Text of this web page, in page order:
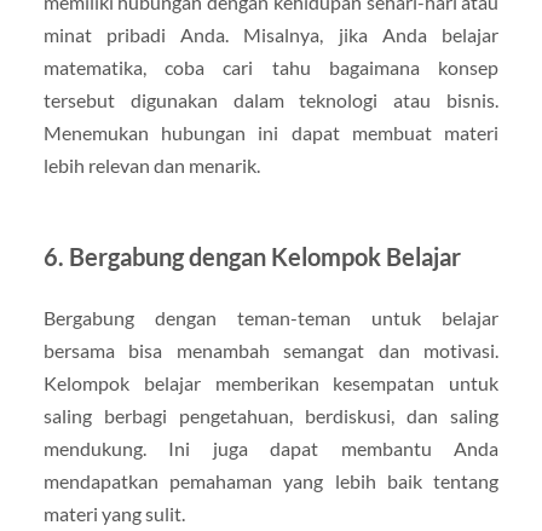
minat pribadi Anda. Misalnya, jika Anda belajar
matematika, coba cari tahu bagaimana konsep
tersebut digunakan dalam teknologi atau bisnis.
Menemukan hubungan ini dapat membuat materi
lebih relevan dan menarik.
6. Bergabung dengan Kelompok Belajar
Bergabung dengan teman-teman untuk belajar
bersama bisa menambah semangat dan motivasi.
Kelompok belajar memberikan kesempatan untuk
saling berbagi pengetahuan, berdiskusi, dan saling
mendukung. Ini juga dapat membantu Anda
mendapatkan pemahaman yang lebih baik tentang
materi yang sulit.